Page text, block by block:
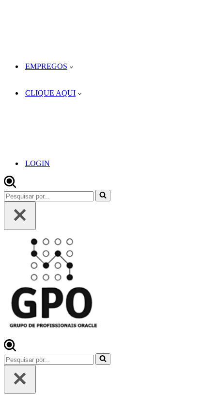
EMPREGOS
CLIQUE AQUI
LOGIN
Pesquisar
por...
Pesquisar
por...